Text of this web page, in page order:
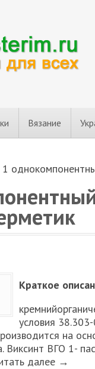
Вязание
1
Краткое
условия
на
Виксинт ВГО 1-
далее →